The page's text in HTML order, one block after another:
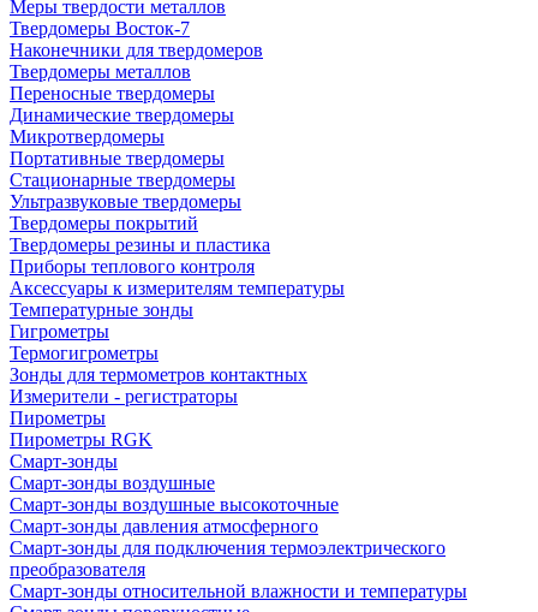
Меры твердости металлов
Твердомеры Восток-7
Наконечники для твердомеров
Твердомеры металлов
Переносные твердомеры
Динамические твердомеры
Микротвердомеры
Портативные твердомеры
Стационарные твердомеры
Ультразвуковые твердомеры
Твердомеры покрытий
Твердомеры резины и пластика
Приборы теплового контроля
Аксессуары к измерителям температуры
Температурные зонды
Гигрометры
Термогигрометры
Зонды для термометров контактных
Измерители - регистраторы
Пирометры
Пирометры RGK
Смарт-зонды
Смарт-зонды воздушные
Смарт-зонды воздушные высокоточные
Смарт-зонды давления атмосферного
Смарт-зонды для подключения термоэлектрического
преобразователя
Смарт-зонды относительной влажности и температуры